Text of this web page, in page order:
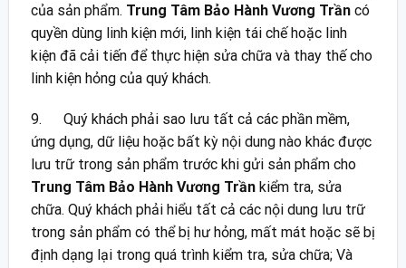
của sản phẩm. Trung Tâm Bảo Hành Vương Trần có
quyền dùng linh kiện mới, linh kiện tái chế hoặc linh
kiện đã cải tiến để thực hiện sửa chữa và thay thế cho
linh kiện hỏng của quý khách.
9. Quý khách phải sao lưu tất cả các phần mềm,
ứng dụng, dữ liệu hoặc bất kỳ nội dung nào khác được
lưu trữ trong sản phẩm trước khi gửi sản phẩm cho
Trung Tâm Bảo Hành Vương Trần kiểm tra, sửa
chữa. Quý khách phải hiểu tất cả các nội dung lưu trữ
trong sản phẩm có thể bị hư hỏng, mất mát hoặc sẽ bị
định dạng lại trong quá trình kiểm tra, sửa chữa; Và